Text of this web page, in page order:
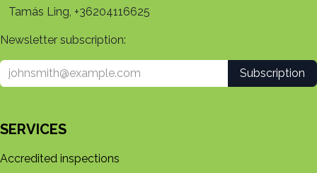
Tamás Ling, +36204116625
Newsletter subscription:
Subscription
SERVICES
Accredited inspections